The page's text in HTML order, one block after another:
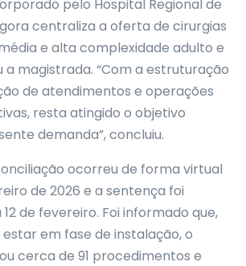
pelo Hospital Regional de
centraliza a oferta de cirurgias
e alta complexidade adulto e
a magistrada. “Com a estruturação
de atendimentos e operações
resta atingido o objetivo
demanda”, concluiu.
ocorreu de forma virtual
de 2026 e a sentença foi
de fevereiro. Foi informado que,
em fase de instalação, o
cerca de 91 procedimentos e